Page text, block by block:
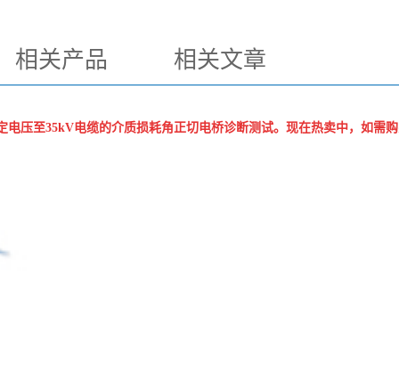
相关产品 相关文章
电压至35kV电缆的介质损耗角正切电桥诊断测试。现在热卖中，如需